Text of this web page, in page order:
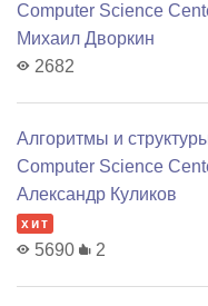
Computer Science
Михаил Дворкин
2682
Алгоритмы и
Computer Science
Александр Куликов
хит
5690 2